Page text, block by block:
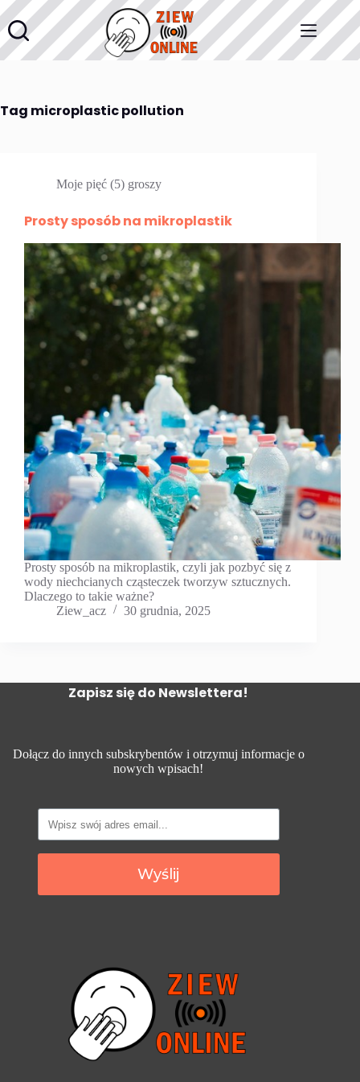
Przejdź
do
treści
Tag microplastic pollution
Moje pięć (5) groszy
Prosty sposób na mikroplastik
Prosty sposób na mikroplastik, czyli jak pozbyć się z
wody niechcianych cząsteczek tworzyw sztucznych.
Dlaczego to takie ważne?
Ziew_acz
30 grudnia, 2025
Zapisz się do Newslettera!
Dołącz do innych subskrybentów i otrzymuj informacje o
nowych wpisach!
Wyślij